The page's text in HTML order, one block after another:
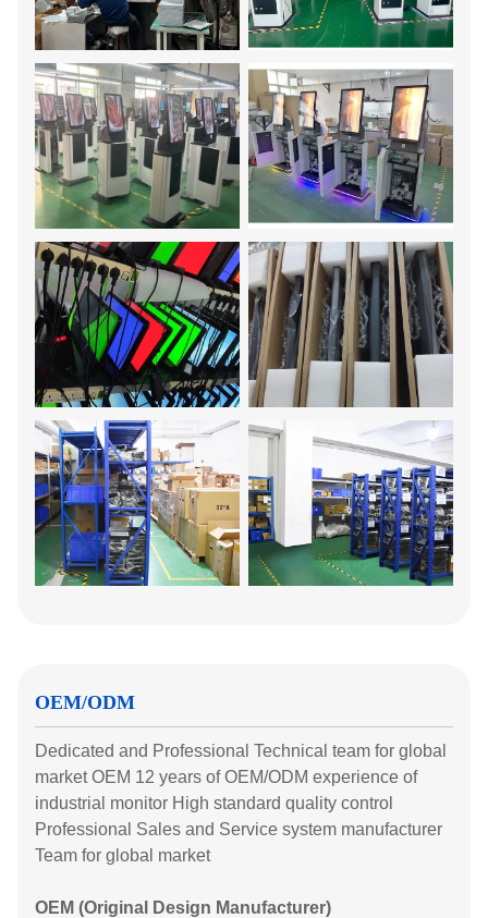
OEM/ODM
Dedicated and Professional Technical team for global
market OEM 12 years of OEM/ODM experience of
industrial monitor High standard quality control
Professional Sales and Service system manufacturer
Team for global market
OEM (Original Design Manufacturer)